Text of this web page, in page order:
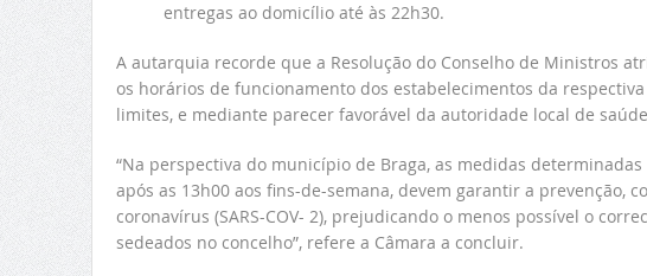
entregas ao domicílio até às 22h30.
A autarquia recorde que a Resolução do Conselho de Ministros
os horários de funcionamento dos estabelecimentos da
limites, e mediante parecer favorável da autoridade local de
“Na perspectiva do município de Braga, as medidas
após as 13h00 aos fins-de-semana, devem garantir a prevenção,
coronavírus (SARS-COV- 2), prejudicando o menos possível o
sedeados no concelho”, refere a Câmara a concluir.